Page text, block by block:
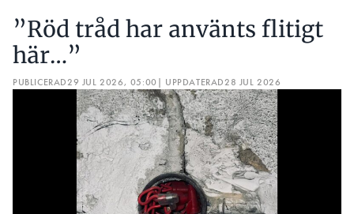
”Röd tråd har använts flitigt
här…”
PUBLICERAD29 JUL 2026, 05:00 | UPPDATERAD28 JUL 2026